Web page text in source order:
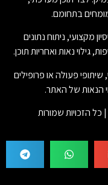
בתחומם.
מקצועי, ניתוח נתונים
גילוי נאות ואחריות תוכן.
פעולה או פרופילים
הנאות של האתר.